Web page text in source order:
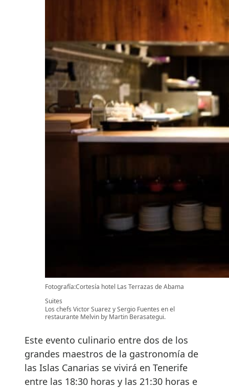
Fotografía:Cortesía hotel Las Terrazas de Abama
Suites
Los chefs Victor Suarez y Sergio Fuentes en el
restaurante Melvin by Martin Berasategui.
Este evento culinario entre dos de los
grandes maestros de la gastronomía de
las Islas Canarias se vivirá en Tenerife
entre las 18:30 horas y las 21:30 horas e